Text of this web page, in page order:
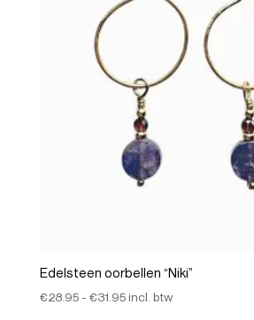
Edelsteen oorbellen “Niki”
€28.95 - €31.95Prijsklasse:
incl. btw